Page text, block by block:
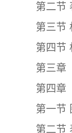
第二节
第三节
第四节
第三章
第四章
第一节
第二节